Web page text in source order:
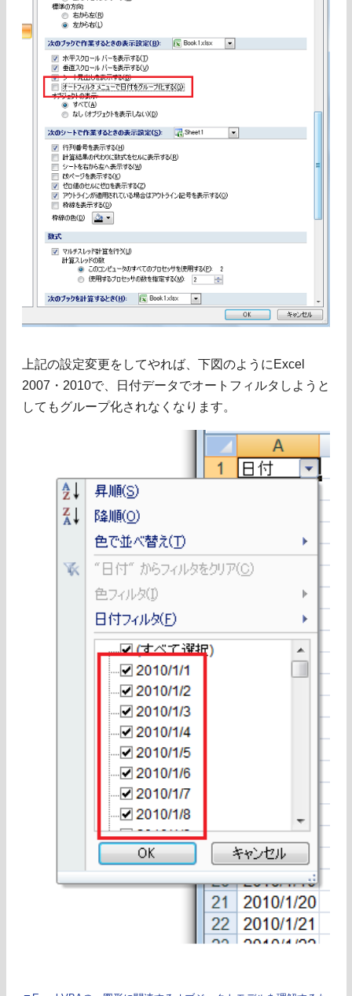
上記の設定変更をしてやれば、下図のようにExcel
2007・2010で、日付データでオートフィルタしようと
してもグループ化されなくなります。